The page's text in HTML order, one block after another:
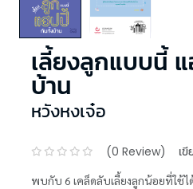
เลี้ยงลูกแบบนี้
บ้าน
หวังหงเจ๋อ
(0 Review) เ
พบกับ 6 เคล็ดลับเลี้ยงลูกน้อยที่ใช้